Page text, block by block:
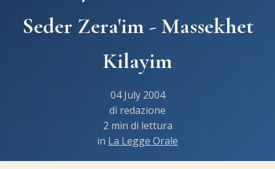
APP web
Informativa Privacy
Libri di preghiera
Regole di Halachà
Pubblicazioni
La tradizione orale
Orari di Shabbat
Convertitore di date
Feste e ricorrenze
Seder Zera'im - Massekhet
Kilayim
04 July 2004
di redazione
2 min di lettura
in La Legge Orale